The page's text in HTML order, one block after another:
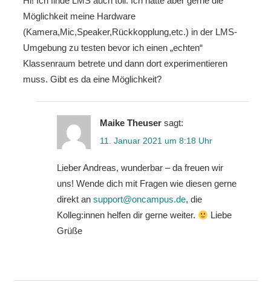
Möglichkeit meine Hardware
(Kamera,Mic,Speaker,Rückkopplung,etc.) in der LMS-
Umgebung zu testen bevor ich einen „echten“
Klassenraum betrete und dann dort experimentieren
muss. Gibt es da eine Möglichkeit?
Maike Theuser sagt:
11. Januar 2021 um 8:18 Uhr
Lieber Andreas, wunderbar – da freuen wir
uns! Wende dich mit Fragen wie diesen gerne
direkt an support@oncampus.de, die
Kolleg:innen helfen dir gerne weiter.
Liebe
Grüße